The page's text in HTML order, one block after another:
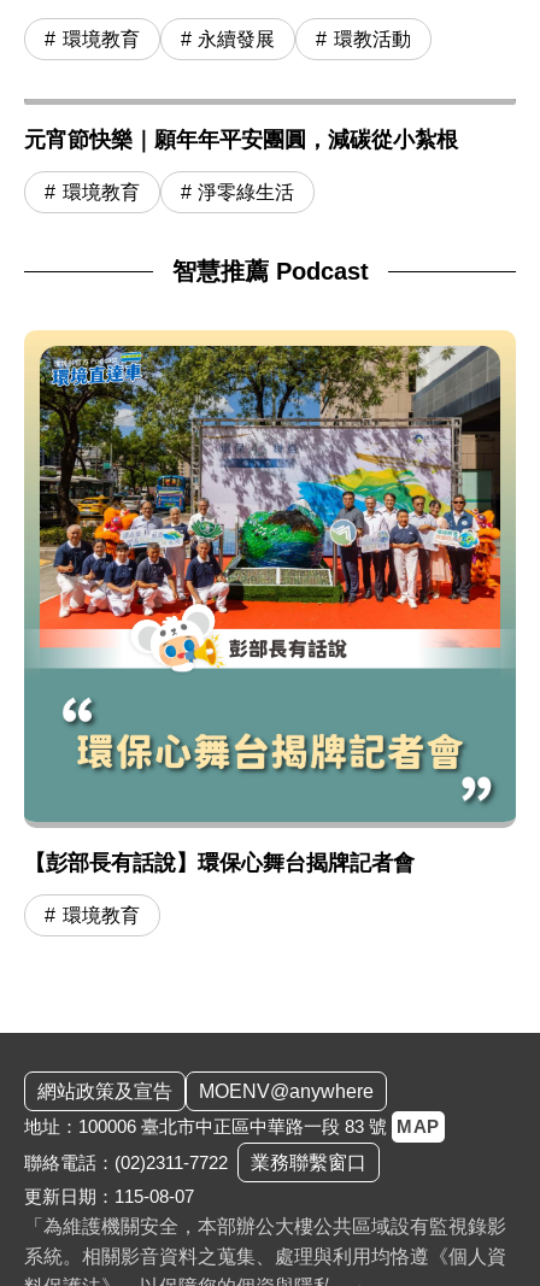
環境教育 永續發展 環教活動
元宵節快樂｜願年年平安團圓，減碳從小紮根
環境教育 淨零綠生活
智慧推薦 Podcast
【彭部長有話說】環保心舞台揭牌記者會
環境教育
網站政策及宣告
MOENV@anywhere
地址：100006 臺北市中正區中華路一段 83 號 MAP
聯絡電話： (02)2311-7722
業務聯繫窗口
更新日期：115-08-07
「為維護機關安全，本部辦公大樓公共區域設有監視錄影
系統。相關影音資料之蒐集、處理與利用均恪遵《個人資